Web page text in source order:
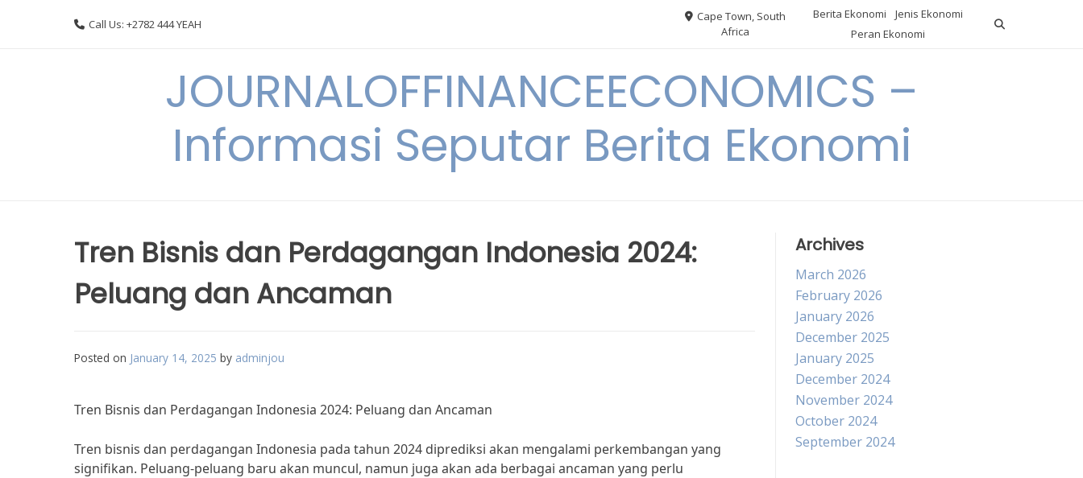
Call Us: +2782 444 YEAH
Cape Town, South
Africa
Berita Ekonomi
Jenis Ekonomi
Peran Ekonomi
JOURNALOFFINANCEECONOMICS –
Informasi Seputar Berita Ekonomi
Tren Bisnis dan Perdagangan Indonesia 2024:
Peluang dan Ancaman
Posted on January 14, 2025 by adminjou
Tren Bisnis dan Perdagangan Indonesia 2024: Peluang dan Ancaman
Tren bisnis dan perdagangan Indonesia pada tahun 2024 diprediksi akan mengalami perkembangan yang
signifikan. Peluang-peluang baru akan muncul, namun juga akan ada berbagai ancaman yang perlu
Archives
March 2026
February 2026
January 2026
December 2025
January 2025
December 2024
November 2024
October 2024
September 2024